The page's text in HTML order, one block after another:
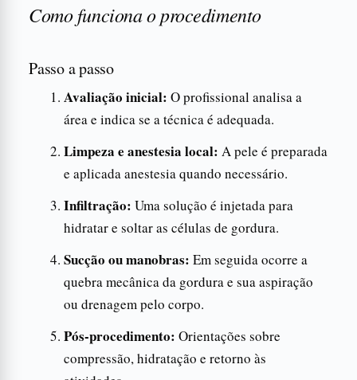
Como funciona o procedimento
Passo a passo
Avaliação inicial: O profissional analisa a
área e indica se a técnica é adequada.
Limpeza e anestesia local: A pele é preparada
e aplicada anestesia quando necessário.
Infiltração: Uma solução é injetada para
hidratar e soltar as células de gordura.
Sucção ou manobras: Em seguida ocorre a
quebra mecânica da gordura e sua aspiração
ou drenagem pelo corpo.
Pós-procedimento: Orientações sobre
compressão, hidratação e retorno às